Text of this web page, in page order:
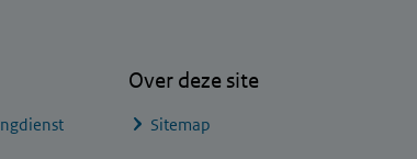
Over deze site
Sitemap